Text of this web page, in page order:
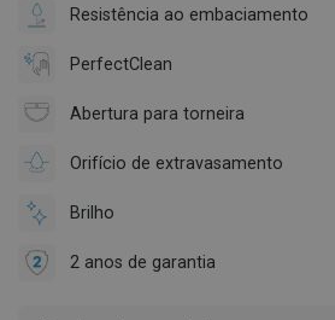
Resistência ao embaciamento
PerfectClean
Abertura para torneira
Orifício de extravasamento
Brilho
2 anos de garantia